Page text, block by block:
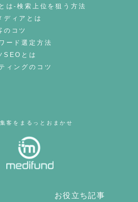
は-検索上位を狙う方法
ディアとは
のコツ
ード選定方法
SEOとは
ィングのコツ
客をまるっとおまかせ
お役立ち記事